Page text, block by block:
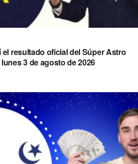
el resultado oficial del Súper Astro
3 de agosto de 2026